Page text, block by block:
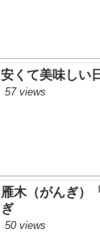
安くて美味しい
57 views
雁木（がんぎ）
ぎ
50 views